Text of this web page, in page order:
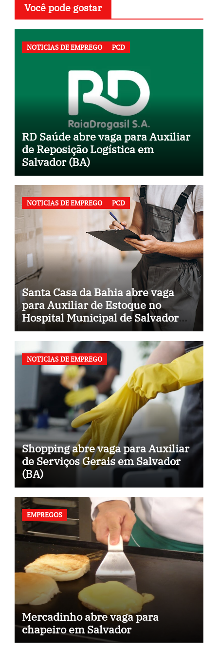
Você pode gostar
NOTICIAS DE EMPREGO PCD
RD Saúde abre vaga para Auxiliar
de Reposição Logística em
Salvador (BA)
NOTICIAS DE EMPREGO PCD
Santa Casa da Bahia abre vaga
para Auxiliar de Estoque no
Hospital Municipal de Salvador
(BA)
NOTICIAS DE EMPREGO
Shopping abre vaga para Auxiliar
de Serviços Gerais em Salvador
(BA)
EMPREGOS
Mercadinho abre vaga para
chapeiro em Salvador